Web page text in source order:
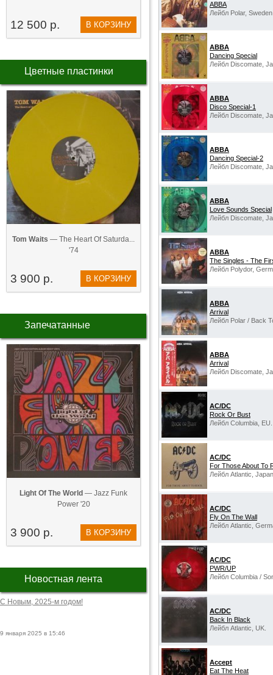
12 500 р. В КОРЗИНУ
Цветные пластинки
Tom Waits — The Heart Of Saturda...
'74
3 900 р. В КОРЗИНУ
Запечатанные
Light Of The World — Jazz Funk
Power '20
3 900 р. В КОРЗИНУ
Новостная лента
С Новым, 2025-м годом!
9 января 2025 в 15:46
ABBA
Лейбл Polar,
ABBA
Dancing Special
Лейбл Discomate,
ABBA
Disco Special-1
Лейбл Discomate,
ABBA
Dancing Special-2
Лейбл Discomate,
ABBA
Love Sounds Special
Лейбл Discomate,
ABBA
The Singles - The
Лейбл Polydor,
ABBA
Arrival
Лейбл Polar / Back
ABBA
Arrival
Лейбл Discomate,
AC/DC
Rock Or Bust
Лейбл Columbia, EU.
AC/DC
‎For Those About To
Лейбл Atlantic,
AC/DC
Fly On The Wall
Лейбл Atlantic,
AC/DC
PWR/UP
Лейбл Columbia /
AC/DC
Back In Black
Лейбл Atlantic, UK.
Accept
Eat The Heat